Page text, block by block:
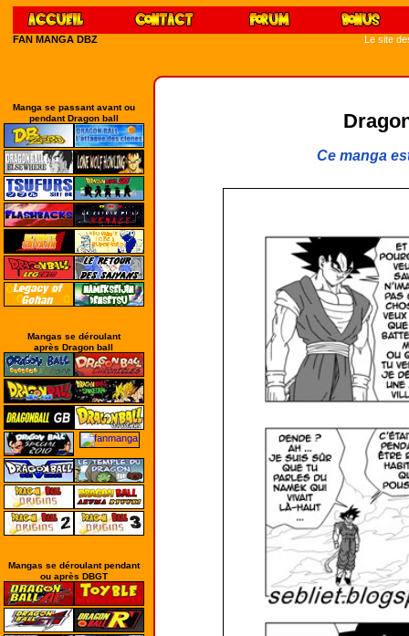
FAN MANGA DBZ Le site
Manga se passant avant ou
pendant Dragon ball
Mangas se déroulant
après Dragon ball
Mangas se déroulant pendant
ou après DBGT
Ce manga